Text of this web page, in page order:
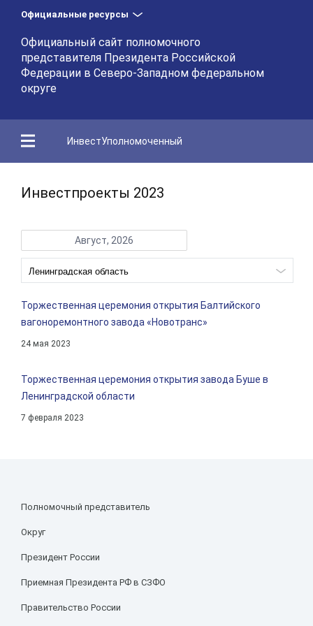
Официальные ресурсы
Официальный сайт полномочного
представителя Президента Российской
Федерации в Северо-Западном федеральном
округе
ИнвестУполномоченный
Инвестпроекты 2023
Август, 2026
Торжественная церемония открытия Балтийского
вагоноремонтного завода «Новотранс»
24 мая 2023
Торжественная церемония открытия завода Буше в
Ленинградской области
7 февраля 2023
Полномочный представитель
Округ
Президент России
Приемная Президента РФ в СЗФО
Правительство России